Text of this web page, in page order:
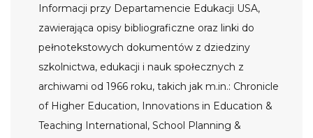
Informacji przy Departamencie Edukacji USA,
zawierająca opisy bibliograficzne oraz linki do
pełnotekstowych dokumentów z dziedziny
szkolnictwa, edukacji i nauk społecznych z
archiwami od 1966 roku, takich jak m.in.: Chronicle
of Higher Education, Innovations in Education &
Teaching International, School Planning &